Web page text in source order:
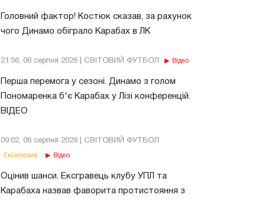
Головний фактор! Костюк сказав, за рахунок
чого Динамо обіграло Карабах в ЛК
21:56, 06 серпня 2026 | СВІТОВИЙ ФУТБОЛ Відео
Перша перемога у сезоні. Динамо з голом
Пономаренка б'є Карабах у Лізі конференцій.
ВІДЕО
09:02, 06 серпня 2026 | СВІТОВИЙ ФУТБОЛ
Ексклюзив Відео
Оцінив шанси. Ексгравець клубу УПЛ та
Карабаха назвав фаворита протистояння з